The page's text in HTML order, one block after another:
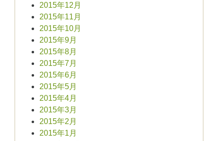
2015年12月
2015年11月
2015年10月
2015年9月
2015年8月
2015年7月
2015年6月
2015年5月
2015年4月
2015年3月
2015年2月
2015年1月